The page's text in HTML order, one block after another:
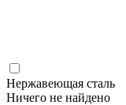
Нержавеющая сталь
Ничего не найдено